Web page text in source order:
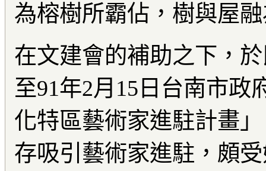
為榕樹所霸佔，樹與屋
在文建會的補助之下，
至91年2月15日台南市政
化特區藝術家進駐計畫
存吸引藝術家進駐，頗